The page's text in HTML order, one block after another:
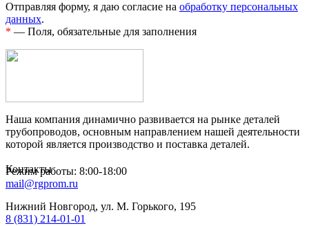
Отправляя форму, я даю согласие на обработку персональных
данных.
* — Поля, обязательные для заполнения
Наша компания динамично развивается на рынке деталей
трубопроводов, основным направлением нашей деятельности
которой является производство и поставка деталей.
Контакты
Режим работы: 8:00-18:00
mail@rgprom.ru
Нижний Новгород, ул. М. Горького, 195
8 (831) 214-01-01